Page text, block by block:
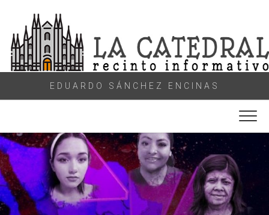
content
EDUARDO SÁNCHEZ ENCINAS